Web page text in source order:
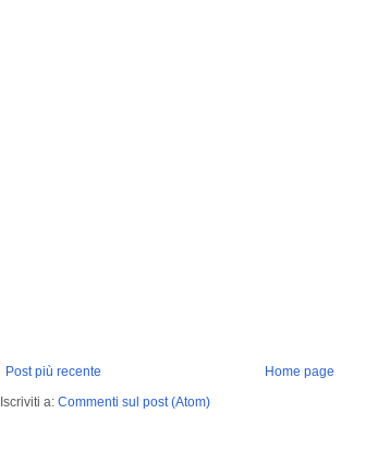
Post più recente
Home page
Iscriviti a: Commenti sul post (Atom)